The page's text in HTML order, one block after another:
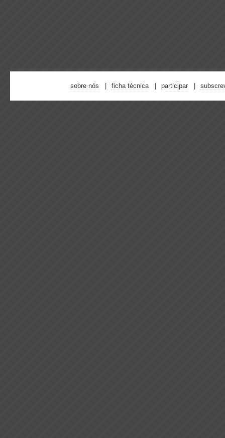
sobre nós ficha técnica participar